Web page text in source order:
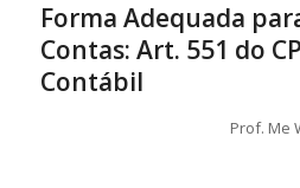
Forma Adequada
Contas: Art. 551 do
Contábil
Prof. Me